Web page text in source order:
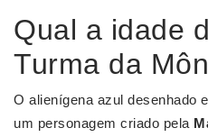
Qual a idade
Turma da
O alienígena azul desenhado
um personagem criado pela